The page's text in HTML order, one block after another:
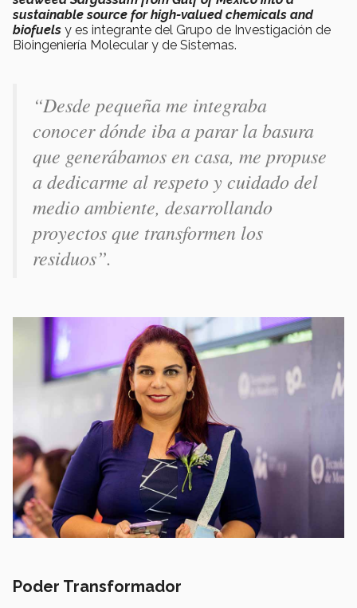
sustainable source for high-valued chemicals and
biofuels y es integrante del Grupo de Investigación de
Bioingeniería Molecular y de Sistemas.
“Desde pequeña me integraba
conocer dónde iba a parar la basura
que generábamos en casa, me propuse
a dedicarme al respeto y cuidado del
medio ambiente, desarrollando
proyectos que transformen los
residuos”.
Poder Transformador